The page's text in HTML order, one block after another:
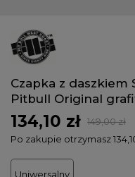
Czapka z daszkiem
Pitbull Original
134,10 zł
149,00 zł
Po zakupie otrzymasz
Uniwersalny